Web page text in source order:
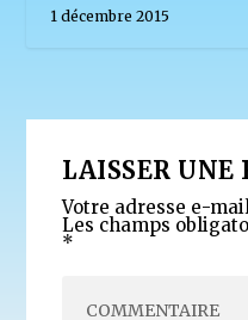
1 décembre 2015
LAISSER UNE
Votre adresse e-
Les champs
*